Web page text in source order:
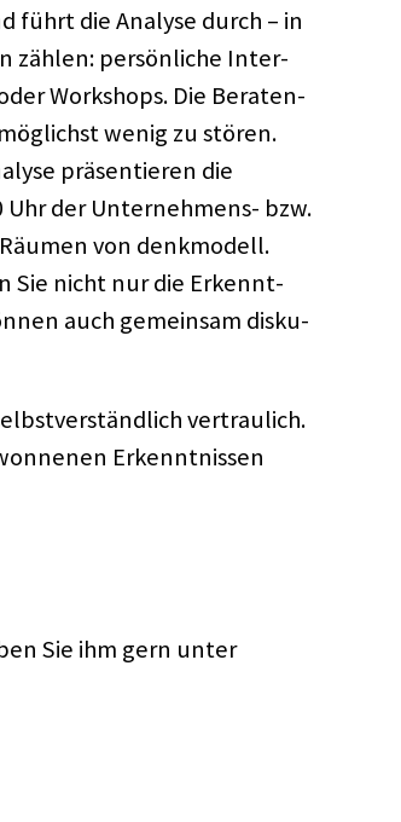
führt die Analyse durch – in
zählen: persön­li­che Inter­
Work­shops. Die Bera­ten­
wenig zu stören.
präsen­tie­ren die
Uhr der Unter­neh­mens- bzw.
von denk­mo­dell.
Sie nicht nur die Erkennt­
auch gemein­sam disku­
vertrau­lich.
Erkennt­nis­sen
Sie ihm gern unter